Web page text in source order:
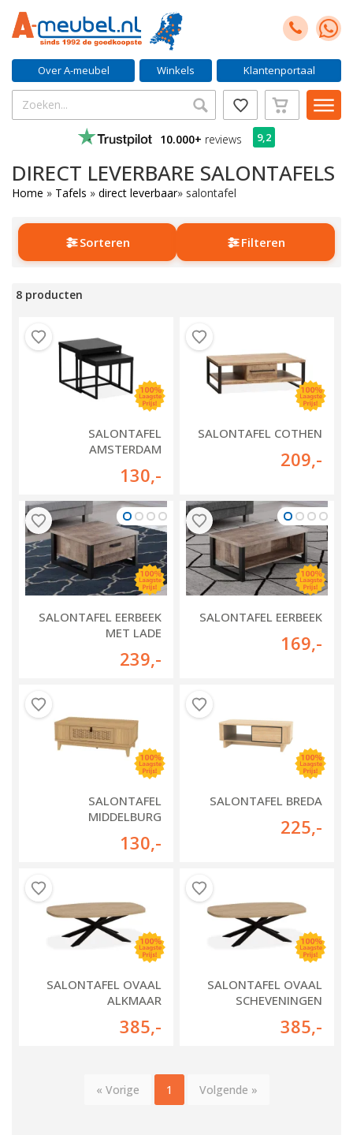
Over A-meubel Winkels Klantenportaal
10.000+ reviews 9,2
DIRECT LEVERBARE SALONTAFELS
Home » Tafels » direct leverbaar» salontafel
Sorteren Filteren
8 producten
SALONTAFEL
AMSTERDAM
130,-
SALONTAFEL COTHEN
209,-
SALONTAFEL EERBEEK
MET LADE
239,-
SALONTAFEL EERBEEK
169,-
SALONTAFEL
MIDDELBURG
130,-
SALONTAFEL BREDA
225,-
SALONTAFEL OVAAL
ALKMAAR
385,-
SALONTAFEL OVAAL
SCHEVENINGEN
385,-
« Vorige 1 Volgende »